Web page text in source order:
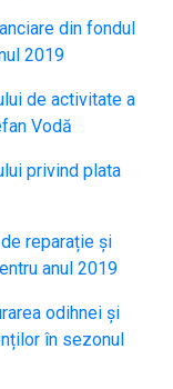
din fondul
2019
de activitate a
Vodă
privind plata
reparație și
anul 2019
odihnei și
în sezonul